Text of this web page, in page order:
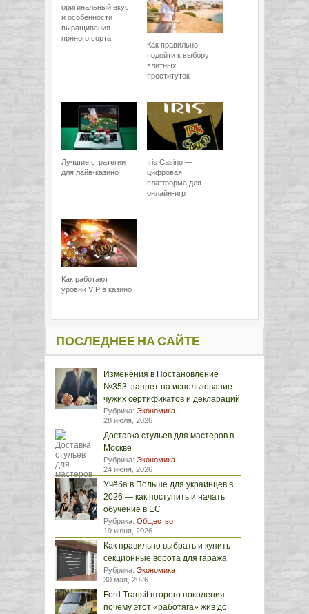
оригинальный вкус
и особенности
выращивания
пряного сорта
Как правильно
подойти к выбору
элитных
проституток
Лучшие стратегии
для лайв-казино
Iris Casino —
цифровая
платформа для
онлайн-игр
Как работают
уровни VIP в казино
ПОСЛЕДНЕЕ НА САЙТЕ
Изменения в Постановление
№353: запрет на использование
чужих сертификатов и деклараций
Рубрика: Экономика
28 июля, 2026
Доставка стульев для мастеров в
Москве
Рубрика: Экономика
24 июня, 2026
Учёба в Польше для украинцев в
2026 — как поступить и начать
обучение в ЕС
Рубрика: Общество
19 июня, 2026
Как правильно выбрать и купить
секционные ворота для гаража
Рубрика: Экономика
30 мая, 2026
Ford Transit второго поколения:
почему этот «работяга» жив до